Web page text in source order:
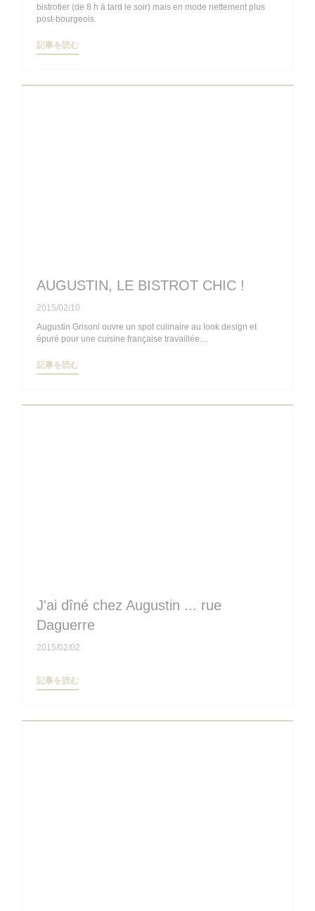
bistrotier (de 8 h à tard le soir) mais en mode nettement plus
post-bourgeois.
記事を読む((新しいウィンドウで開きます))
AUGUSTIN, LE BISTROT CHIC !
2015/02/10
Augustin Grisoni ouvre un spot culinaire au look design et
épuré pour une cuisine française travaillée....
記事を読む((新しいウィンドウで開きます))
J'ai dîné chez Augustin ... rue
Daguerre
2015/02/02
記事を読む((新しいウィンドウで開きます))